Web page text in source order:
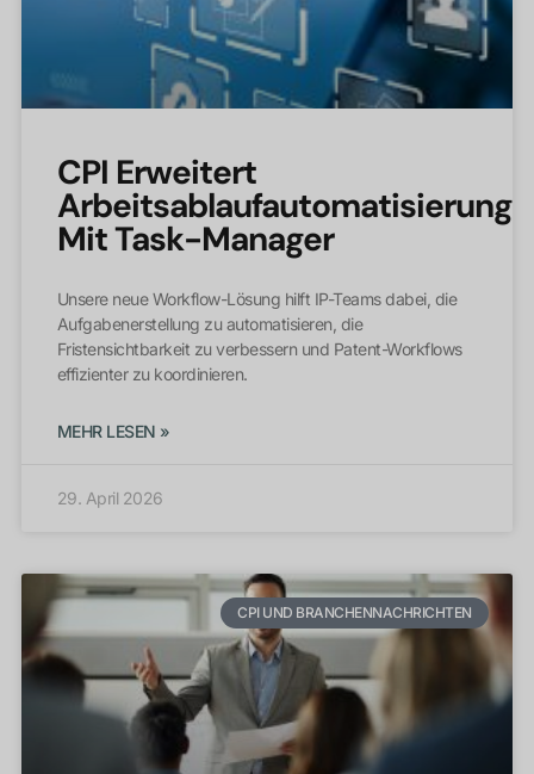
CPI Erweitert
Arbeitsablaufautomatisierung
Mit Task-Manager
Unsere neue Workflow-Lösung hilft IP-Teams dabei, die
Aufgabenerstellung zu automatisieren, die
Fristensichtbarkeit zu verbessern und Patent-Workflows
effizienter zu koordinieren.
MEHR LESEN »
29. April 2026
CPI UND BRANCHENNACHRICHTEN